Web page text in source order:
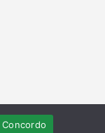
Concordo